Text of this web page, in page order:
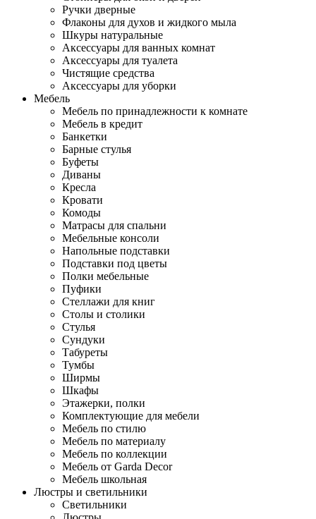
Ручки дверные
Флаконы для духов и жидкого мыла
Шкуры натуральные
Аксессуары для ванных комнат
Аксессуары для туалета
Чистящие средства
Аксессуары для уборки
Мебель
Мебель по принадлежности к комнате
Мебель в кредит
Банкетки
Барные стулья
Буфеты
Диваны
Кресла
Кровати
Комоды
Матрасы для спальни
Мебельные консоли
Напольные подставки
Подставки под цветы
Полки мебельные
Пуфики
Стеллажи для книг
Столы и столики
Стулья
Сундуки
Табуреты
Тумбы
Ширмы
Шкафы
Этажерки, полки
Комплектующие для мебели
Мебель по стилю
Мебель по материалу
Мебель по коллекции
Мебель от Garda Decor
Мебель школьная
Люстры и светильники
Светильники